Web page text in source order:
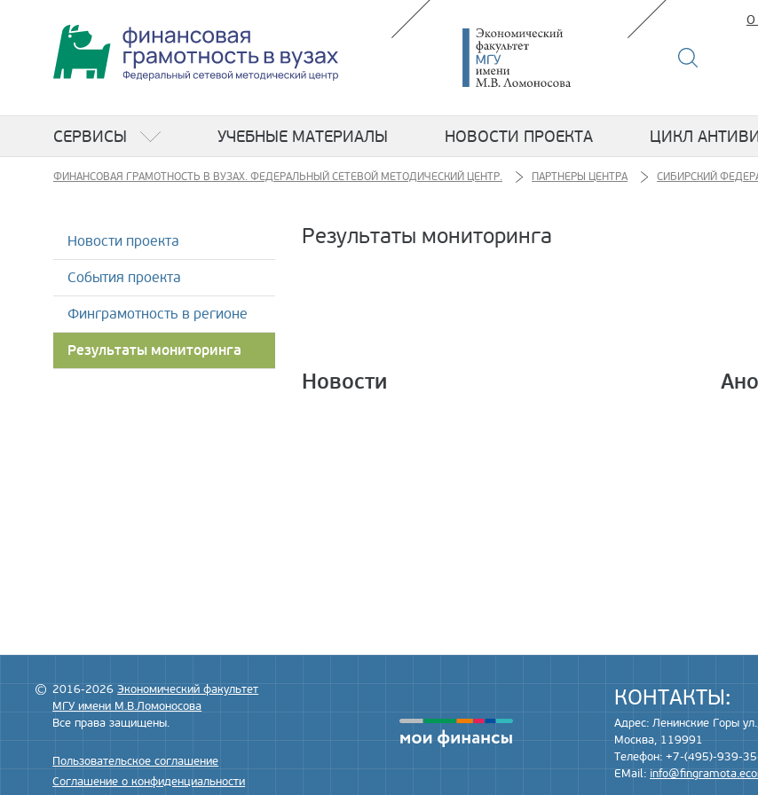
О
СЕРВИСЫ УЧЕБНЫЕ МАТЕРИАЛЫ НОВОСТИ ПРОЕКТА ЦИКЛ
ФИНАНСОВАЯ ГРАМОТНОСТЬ В ВУЗАХ. ФЕДЕРАЛЬНЫЙ СЕТЕВОЙ МЕТОДИЧЕСКИЙ ЦЕНТР. ПАРТНЕРЫ ЦЕНТРА СИБИРСКИЙ
Новости проекта
События проекта
Финграмотность в регионе
Результаты мониторинга
Результаты мониторинга
Новости
2016-2026Экономический факультет
МГУ имени М.В.Ломоносова
Все права защищены.
Пользовательское соглашение
Соглашение о конфиденциальности
КОНТАКТЫ:
Адрес: Ленинские Горы
Москва, 119991
Телефон: +7-(495)-939-
EMail: